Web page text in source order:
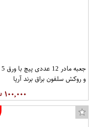
و روکش سلفون براق برند آریا
۱۰۰,۰۰۰